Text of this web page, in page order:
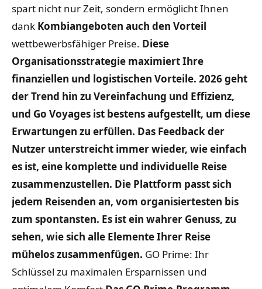
spart nicht nur Zeit, sondern ermöglicht Ihnen
dank Kombiangeboten auch den Vorteil
wettbewerbsfähiger Preise. Diese
Organisationsstrategie maximiert Ihre
finanziellen und logistischen Vorteile. 2026 geht
der Trend hin zu Vereinfachung und Effizienz,
und Go Voyages ist bestens aufgestellt, um diese
Erwartungen zu erfüllen. Das Feedback der
Nutzer unterstreicht immer wieder, wie einfach
es ist, eine komplette und individuelle Reise
zusammenzustellen. Die Plattform passt sich
jedem Reisenden an, vom organisiertesten bis
zum spontansten. Es ist ein wahrer Genuss, zu
sehen, wie sich alle Elemente Ihrer Reise
mühelos zusammenfügen. GO Prime: Ihr
Schlüssel zu maximalen Ersparnissen und